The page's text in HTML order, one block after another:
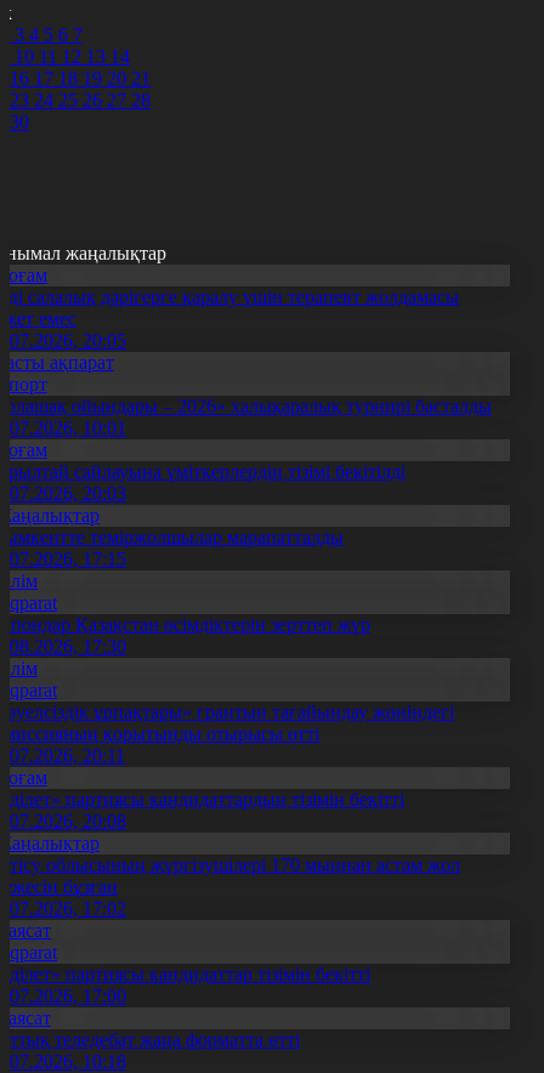
3 4 5 6 7
10 11 12 13 14
16 17 18 19 20 21
23 24 25 26 27 28
30
жаңалықтар
салалық дәрігерге қаралу үшін терапевт жолдамасы
емес
20:05
ақпарат
ойындары – 2026» халықаралық турнирі басталды
10:01
сайлауына үміткерлердің тізімі бекітілді
20:03
теміржолшылар марапатталды
17:15
Қазақстан өсімдіктерін зерттеп жүр
17:30
ұрпақтары» грантын тағайындау жөніндегі
қорытынды отырысы өтті
20:11
партиясы кандидаттардың тізімін бекітті
20:08
облысының жүргізушілері 170 мыңнан астам жол
бұзған
17:02
партиясы кандидаттар тізімін бекітті
17:00
теледебат жаңа форматта өтті
10:18